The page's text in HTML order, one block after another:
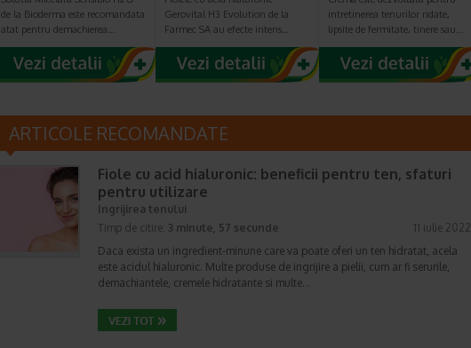
de la Bioderma este recomandata
atat pentru demachierea…
Gerovital H3 Evolution de la
Farmec SA au efecte intens…
intretinerea tenurilor ridate,
lipsite de fermitate, tinere sau…
ARTICOLE RECOMANDATE
Fiole cu acid hialuronic: beneficii pentru ten, sfaturi
pentru utilizare
Ingrijirea tenului
Timp de citire: 3 minute, 57 secunde
11 iulie 2022
Daca exista un ingredient-minune care va poate oferi un ten hidratat, acela
este acidul hialuronic. Multe produse de ingrijire a pielii, cum ar fi serurile,
demachiantele, cremele hidratante si multe…